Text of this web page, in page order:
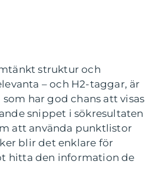
struktur och
– och H2-taggar, är
har god chans att visas
snippet i sökresultaten
att använda punktlistor
blir det enklare för
hitta den information de